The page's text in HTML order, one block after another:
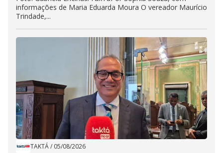
informações de Maria Eduarda Moura O vereador Maurício
Trindade,...
TAKTÁ/ 05/08/2026